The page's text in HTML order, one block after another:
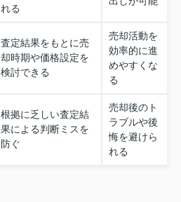
れる
査定結果をもとに売
却時期や価格設定を
検討できる
売却活動を
効率的に進
めやすくな
る
根拠に乏しい査定結
果による判断ミスを
防ぐ
売却後のト
ラブルや後
悔を避けら
れる